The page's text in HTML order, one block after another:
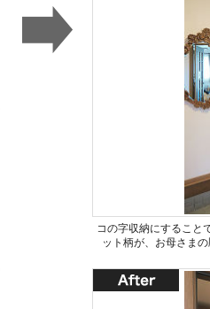
コの字収納にすること
ット柄が、お母さま